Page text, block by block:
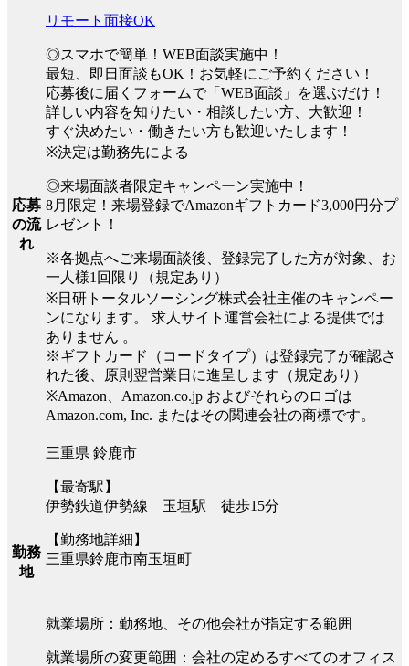
応募
の流
れ
リモート面接OK
◎スマホで簡単！WEB面談実施中！
最短、即日面談もOK！お気軽にご予約ください！
応募後に届くフォームで「WEB面談」を選ぶだけ！
詳しい内容を知りたい・相談したい方、大歓迎！
すぐ決めたい・働きたい方も歓迎いたします！
※決定は勤務先による
◎来場面談者限定キャンペーン実施中！
8月限定！来場登録でAmazonギフトカード3,000円分プ
レゼント！
※各拠点へご来場面談後、登録完了した方が対象、お
一人様1回限り（規定あり）
※日研トータルソーシング株式会社主催のキャンペー
ンになります。 求人サイト運営会社による提供では
ありません 。
※ギフトカード（コードタイプ）は登録完了が確認さ
れた後、原則翌営業日に進呈します（規定あり）
※Amazon、Amazon.co.jp およびそれらのロゴは
Amazon.com, Inc. またはその関連会社の商標です。
勤務
地
三重県 鈴鹿市
【最寄駅】
伊勢鉄道伊勢線 玉垣駅 徒歩15分
【勤務地詳細】
三重県鈴鹿市南玉垣町
就業場所：勤務地、その他会社が指定する範囲
就業場所の変更範囲：会社の定めるすべてのオフィス